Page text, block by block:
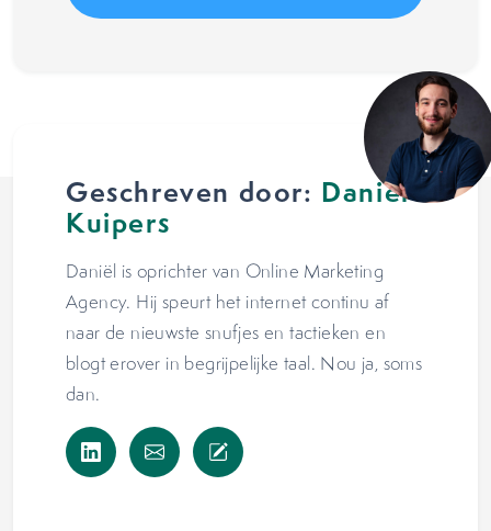
Geschreven door: Daniël
Kuipers
Daniël is oprichter van Online Marketing
Agency. Hij speurt het internet continu af
naar de nieuwste snufjes en tactieken en
blogt erover in begrijpelijke taal. Nou ja, soms
dan.